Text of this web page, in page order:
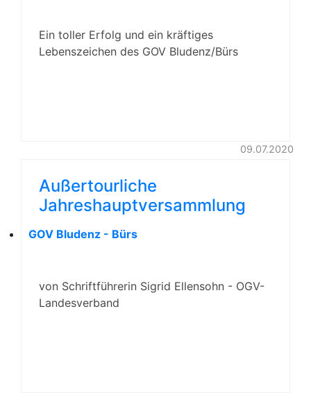
Ein toller Erfolg und ein kräftiges
Lebenszeichen des GOV Bludenz/Bürs
09.07.2020
Außertourliche
Jahreshauptversammlung
GOV Bludenz - Bürs
von Schriftführerin Sigrid Ellensohn - OGV-
Landesverband